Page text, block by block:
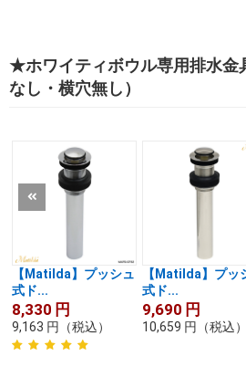
★ホワイティボウル専用排水金
なし・横穴無し）
【Matilda】プッシュ
式ド...
8,330 円
9,163 円 （税込）
【Matilda】プッ
式ド...
9,690 円
10,659 円 （税込）